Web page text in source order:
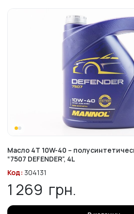
Масло 4T 10W-40 –
“7507 DEFENDER”, 4L
Код: 304131
1 269 грн.